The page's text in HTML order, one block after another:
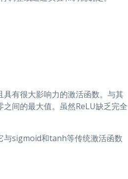
有很大影响力的激活函数。与其
间的最大值。虽然ReLU缺乏完全
与sigmoid和tanh等传统激活函数